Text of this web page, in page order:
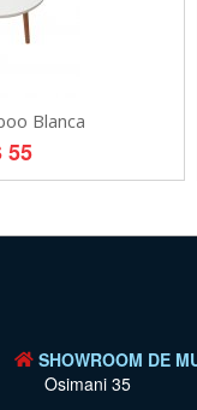
Blanca
55
SHOWROOM DE
Osimani 35